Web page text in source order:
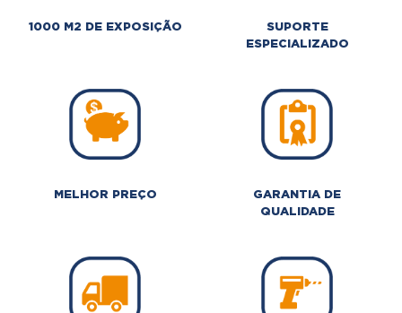
1000 M2 DE EXPOSIÇÃO
SUPORTE
ESPECIALIZADO
MELHOR PREÇO
GARANTIA DE
QUALIDADE